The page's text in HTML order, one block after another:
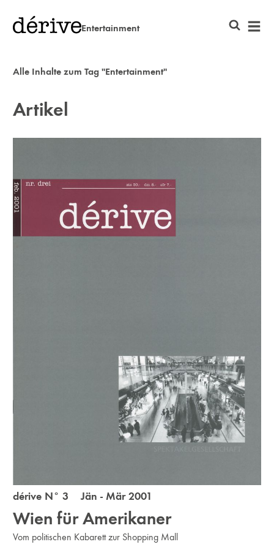
Entertainment
Alle Inhalte zum Tag "Entertainment"
Artikel
dérive N° 3 Jän - Mär 2001
Wien für Amerikaner
Vom politischen Kabarett zur Shopping Mall